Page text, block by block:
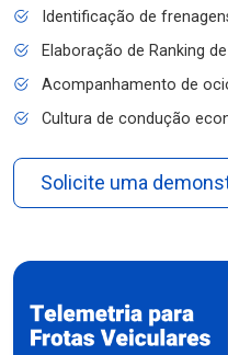
Identificação de
Elaboração de Ranking
Acompanhamento de
Cultura de condução
Solicite uma